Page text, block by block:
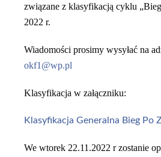
związane z klasyfikacją cyklu
2022 r.
Wiadomości prosimy wysyłać na
okf1@wp.pl
Klasyfikacja w załączniku:
Klasyfikacja Generalna Bieg Po
We wtorek 22.11.2022 r zostanie